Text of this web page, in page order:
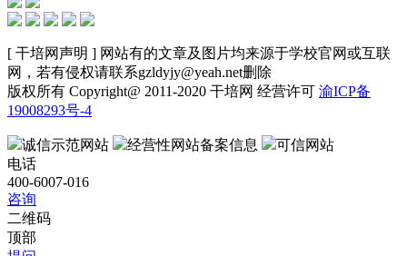
[ 干培网声明 ] 网站有的文章及图片均来源于学校官网或互联
网，若有侵权请联系gzldyjy@yeah.net删除
版权所有 Copyright@ 2011-2020 干培网 经营许可 渝ICP备
19008293号-4
诚信示范网站 经营性网站备案信息
可信网站
电话
400-6007-016
咨询
二维码
顶部